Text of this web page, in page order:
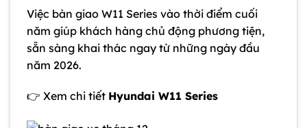
Việc bàn giao W11 Series vào thời điểm cuối
năm giúp khách hàng chủ động phương tiện,
sẵn sàng khai thác ngay từ những ngày đầu
năm 2026.
👉 Xem chi tiết Hyundai W11 Series